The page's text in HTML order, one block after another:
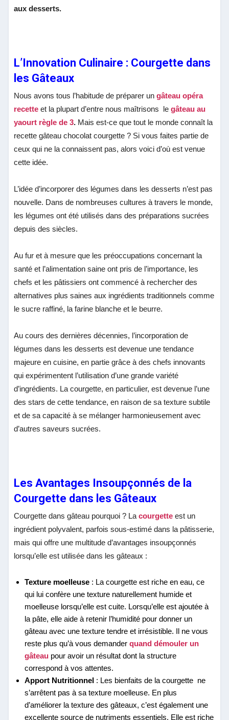
aux desserts.
L’Innovation Culinaire : Courgette dans
les Gâteaux
Nous avons tous l’habitude de préparer un gâteau opéra
recette et la plupart d’entre nous maîtrisons le gâteau au
yaourt règle de 3. Mais est-ce que tout le monde connaît la
recette gâteau chocolat courgette ? Si vous faites partie de
ceux qui ne la connaissent pas, alors voici d’où est venue
cette idée.
L’idée d’incorporer des légumes dans les desserts n’est pas
nouvelle. Dans de nombreuses cultures à travers le monde,
les légumes ont été utilisés dans des préparations sucrées
depuis des siècles.
Au fur et à mesure que les préoccupations concernant la
santé et l’alimentation saine ont pris de l’importance, les
chefs et les pâtissiers ont commencé à rechercher des
alternatives plus saines aux ingrédients traditionnels comme
le sucre raffiné, la farine blanche et le beurre.
Au cours des dernières décennies, l’incorporation de
légumes dans les desserts est devenue une tendance
majeure en cuisine, en partie grâce à des chefs innovants
qui expérimentent l’utilisation d’une grande variété
d’ingrédients. La courgette, en particulier, est devenue l’une
des stars de cette tendance, en raison de sa texture subtile
et de sa capacité à se mélanger harmonieusement avec
d’autres saveurs sucrées.
Les Avantages Insoupçonnés de la
Courgette dans les Gâteaux
Courgette dans gâteau pourquoi ? La courgette est un
ingrédient polyvalent, parfois sous-estimé dans la pâtisserie,
mais qui offre une multitude d’avantages insoupçonnés
lorsqu’elle est utilisée dans les gâteaux :
Texture moelleuse : La courgette est riche en eau, ce
qui lui confère une texture naturellement humide et
moelleuse lorsqu’elle est cuite. Lorsqu’elle est ajoutée à
la pâte, elle aide à retenir l’humidité pour donner un
gâteau avec une texture tendre et irrésistible. Il ne vous
reste plus qu’à vous demander quand démouler un
gâteau pour avoir un résultat dont la structure
correspond à vos attentes.
Apport Nutritionnel : Les bienfaits de la courgette ne
s’arrêtent pas à sa texture moelleuse. En plus
d’améliorer la texture des gâteaux, c’est également une
excellente source de nutriments essentiels. Elle est riche